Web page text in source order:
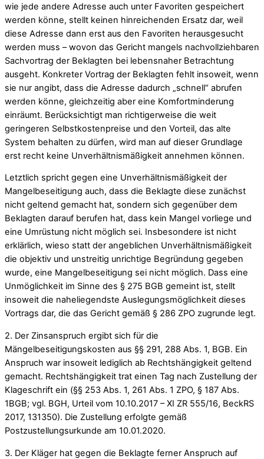
wie jede andere Adresse auch unter Favoriten gespeichert
werden könne, stellt keinen hinreichenden Ersatz dar, weil
diese Adresse dann erst aus den Favoriten herausgesucht
werden muss – wovon das Gericht mangels nachvollziehbaren
Sachvortrag der Beklagten bei lebensnaher Betrachtung
ausgeht. Konkreter Vortrag der Beklagten fehlt insoweit, wenn
sie nur angibt, dass die Adresse dadurch „schnell“ abrufen
werden könne, gleichzeitig aber eine Komfortminderung
einräumt. Berücksichtigt man richtigerweise die weit
geringeren Selbstkostenpreise und den Vorteil, das alte
System behalten zu dürfen, wird man auf dieser Grundlage
erst recht keine Unverhältnismäßigkeit annehmen können.
Letztlich spricht gegen eine Unverhältnismäßigkeit der
Mangelbeseitigung auch, dass die Beklagte diese zunächst
nicht geltend gemacht hat, sondern sich gegenüber dem
Beklagten darauf berufen hat, dass kein Mangel vorliege und
eine Umrüstung nicht möglich sei. Insbesondere ist nicht
erklärlich, wieso statt der angeblichen Unverhältnismäßigkeit
die objektiv und unstreitig unrichtige Begründung gegeben
wurde, eine Mangelbeseitigung sei nicht möglich. Dass eine
Unmöglichkeit im Sinne des § 275 BGB gemeint ist, stellt
insoweit die naheliegendste Auslegungsmöglichkeit dieses
Vortrags dar, die das Gericht gemäß § 286 ZPO zugrunde legt.
2. Der Zinsanspruch ergibt sich für die
Mängelbeseitigungskosten aus §§ 291, 288 Abs. 1, BGB. Ein
Anspruch war insoweit lediglich ab Rechtshängigkeit geltend
gemacht. Rechtshängigkeit trat einen Tag nach Zustellung der
Klageschrift ein (§§ 253 Abs. 1, 261 Abs. 1 ZPO, § 187 Abs.
1BGB; vgl. BGH, Urteil vom 10.10.2017 – XI ZR 555/16, BeckRS
2017, 131350). Die Zustellung erfolgte gemäß
Postzustellungsurkunde am 10.01.2020.
3. Der Kläger hat gegen die Beklagte ferner Anspruch auf